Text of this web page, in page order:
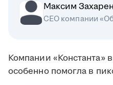
Максим
СЕО компании
Компании «Константа»
особенно помогла в